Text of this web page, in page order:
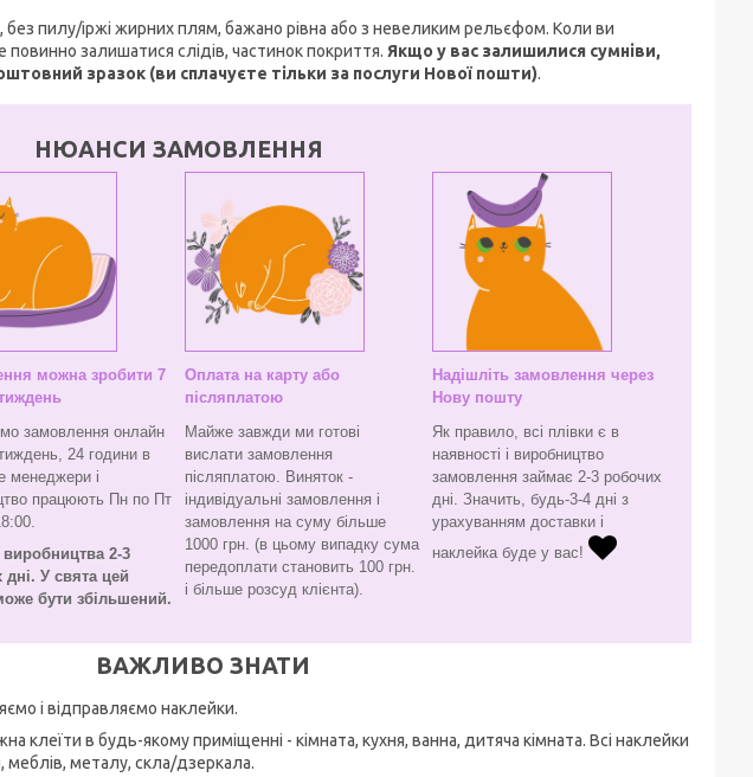
без пилу/іржі жирних плям, бажано рівна або з невеликим рельєфом. Коли ви
залишатися слідів, частинок покриття. Якщо у вас залишилися сумніви,
зразок (ви сплачуєте тільки за послуги Нової пошти).
НЮАНСИ ЗАМОВЛЕННЯ
можна зробити 7
замовлення онлайн
24 години в
менеджери і
працюють Пн по Пт
виробництва 2-3
дні. У свята цей
бути збільшений.
Оплата на карту або
післяплатою
Майже завжди ми готові
вислати замовлення
післяплатою. Виняток -
індивідуальні замовлення і
замовлення на суму більше
1000 грн. (в цьому випадку сума
передоплати становить 100 грн.
і більше розсуд клієнта).
Надішліть замовлення через
Нову пошту
Як правило, всі плівки є в
наявності і виробництво
замовлення займає 2-3 робочих
дні. Значить, будь-3-4 дні з
урахуванням доставки і
наклейка буде у вас!
ВАЖЛИВО ЗНАТИ
і відправляємо наклейки.
клеїти в будь-якому приміщенні - кімната, кухня, ванна, дитяча кімната. Всі наклейки
меблів, металу, скла/дзеркала.